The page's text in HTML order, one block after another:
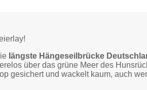
längste Hängeseilbrücke
über das grüne Meer des
gesichert und wackelt kaum, auch